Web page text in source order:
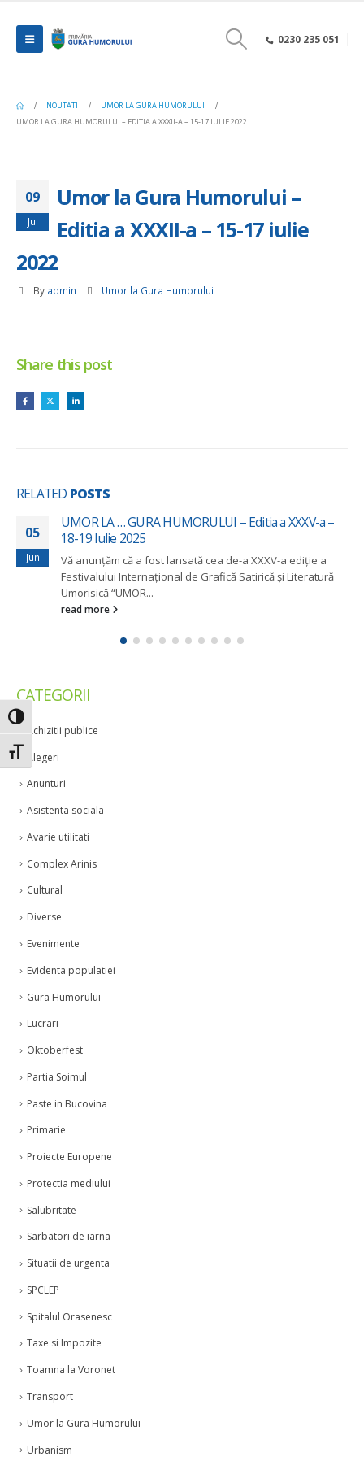
Toggle High Contrast
Toggle Font size
0230 235 051
NOUTATI
UMOR LA GURA HUMORULUI
UMOR LA GURA HUMORULUI – EDITIA A XXXII-A – 15-17 IULIE 2022
09
Jul
Umor la Gura Humorului –
Editia a XXXII-a – 15-17 iulie
2022
By admin Umor la Gura Humorului
Share this post
RELATED POSTS
05
Jun
UMOR LA … GURA HUMORULUI – Editia a XXXV-a –
18-19 Iulie 2025
Vă anunțăm că a fost lansată cea de-a XXXV-a ediție a
Festivalului Internațional de Grafică Satirică și Literatură
Umorisică “UMOR...
read more
CATEGORII
Achizitii publice
Alegeri
Anunturi
Asistenta sociala
Avarie utilitati
Complex Arinis
Cultural
Diverse
Evenimente
Evidenta populatiei
Gura Humorului
Lucrari
Oktoberfest
Partia Soimul
Paste in Bucovina
Primarie
Proiecte Europene
Protectia mediului
Salubritate
Sarbatori de iarna
Situatii de urgenta
SPCLEP
Spitalul Orasenesc
Taxe si Impozite
Toamna la Voronet
Transport
Umor la Gura Humorului
Urbanism